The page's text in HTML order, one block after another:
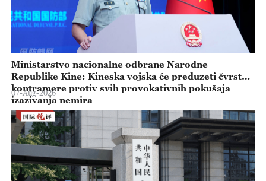
Ministarstvo nacionalne odbrane Narodne
Republike Kine: Kineska vojska će preduzeti čvrste
kontramere protiv svih provokativnih pokušaja
izazivanja nemira
07-Aug-2026